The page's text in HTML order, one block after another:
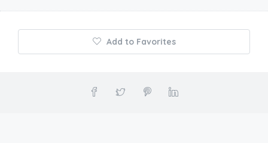
Add to Favorites